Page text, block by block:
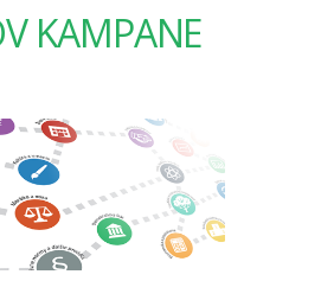
KAMPANE